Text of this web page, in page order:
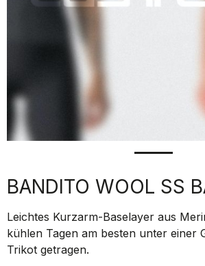
BANDITO WOOL SS
Leichtes Kurzarm-Baselayer aus
kühlen Tagen am besten unter einer
Trikot getragen.